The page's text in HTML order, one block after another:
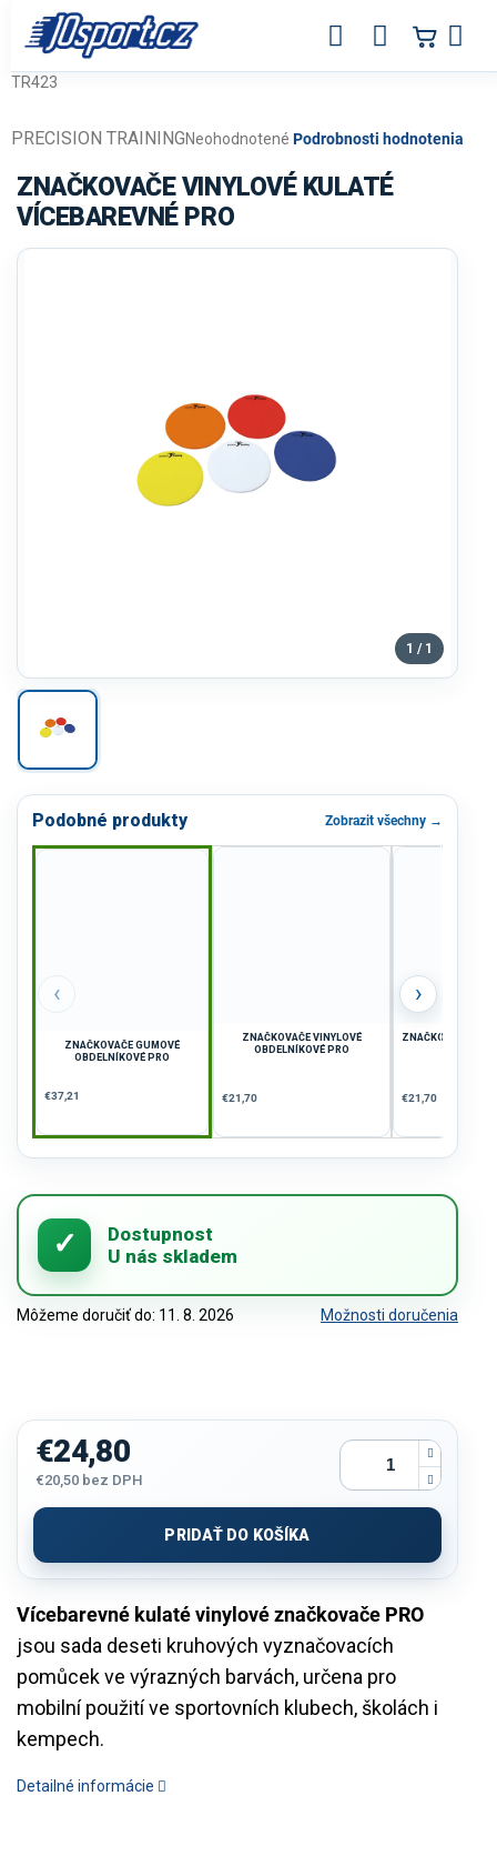
obsah
TR423
Priemerné
produktu
je
0,0
Neohodnotené Podrobnosti hodnotenia
PRECISION TRAINING
ZNAČKOVAČE VINYLOVÉ KULATÉ
VÍCEBAREVNÉ PRO
1 / 1
Podobné produkty Zobrazit všechny →
‹
ZNAČKOVAČE GUMOVÉ
OBDELNÍKOVÉ PRO
€37,21
ZNAČKOVAČE VINYLOVÉ
OBDELNÍKOVÉ PRO
€21,70
ZNAČKOVAČE
€21,70
›
Môžeme doručiť do: 11. 8. 2026 Možnosti doručenia
Vícebarevné kulaté vinylové značkovače PRO
jsou sada deseti kruhových vyznačovacích
pomůcek ve výrazných barvách, určena pro
mobilní použití ve sportovních klubech, školách i
kempech.
Detailné informácie
€24,80
€20,50 bez DPH
cena:
PRIDAŤ DO KOŠÍKA